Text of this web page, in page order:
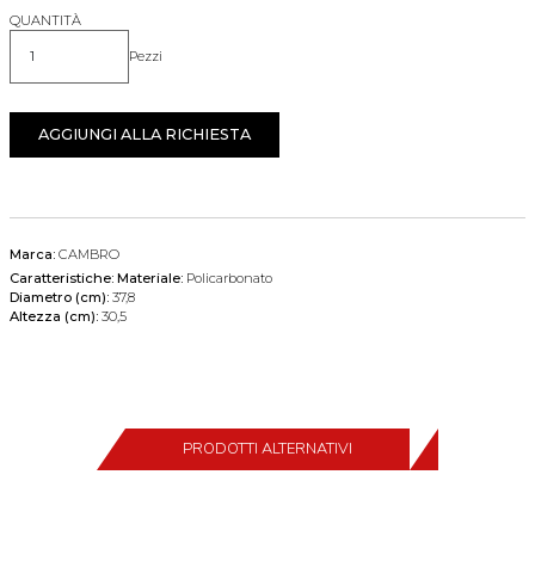
QUANTITÀ
Quantità Pezzi
AGGIUNGI ALLA RICHIESTA
Marca: CAMBRO
Caratteristiche: Materiale: Policarbonato
Diametro (cm): 37,8
Altezza (cm): 30,5
PRODOTTI ALTERNATIVI